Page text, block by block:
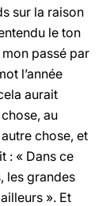
sur la raison
le ton
passé par
l’année
aurait
au
chose, et
: « Dans ce
les grandes
». Et